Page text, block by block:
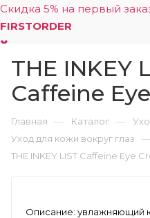
Скидка 5% на первый
FIRSTORDER
THE INKEY
Caffeine
Главная — Каталог —
Уход для кожи вокруг глаз
THE INKEY LIST Caffeine Eye
Описание: увлажняющий